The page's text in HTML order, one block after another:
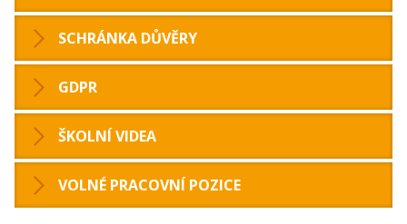
SCHRÁNKA DŮVĚRY
GDPR
ŠKOLNÍ VIDEA
VOLNÉ PRACOVNÍ POZICE